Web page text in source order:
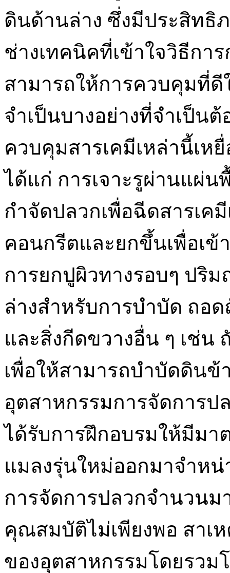
ดินด้านล่าง ซึ่งมีประสิทธิ
ช่างเทคนิคที่เข้าใจวิธีกา
สามารถให้การควบคุมที่ดี
จำเป็นบางอย่างที่จำเป็น
ควบคุมสารเคมีเหล่านี้เห
ได้แก่ การเจาะรูผ่านแผ่น
กำจัดปลวกเพื่อฉีดสารเค
คอนกรีตและยกขึ้นเพื่อเข้
การยกปูผิวทางรอบๆ ปริ
ล่างสำหรับการบำบัด ถอ
และสิ่งกีดขวางอื่น ๆ เช่น
เพื่อให้สามารถบำบัดดินข้
อุตสาหกรรมการจัดการป
ได้รับการฝึกอบรมให้มีมา
แมลงรุ่นใหม่ออกมาจำหน่
การจัดการปลวกจำนวนม
คุณสมบัติไม่เพียงพอ สาเ
ของอุตสาหกรรมโดยรวม